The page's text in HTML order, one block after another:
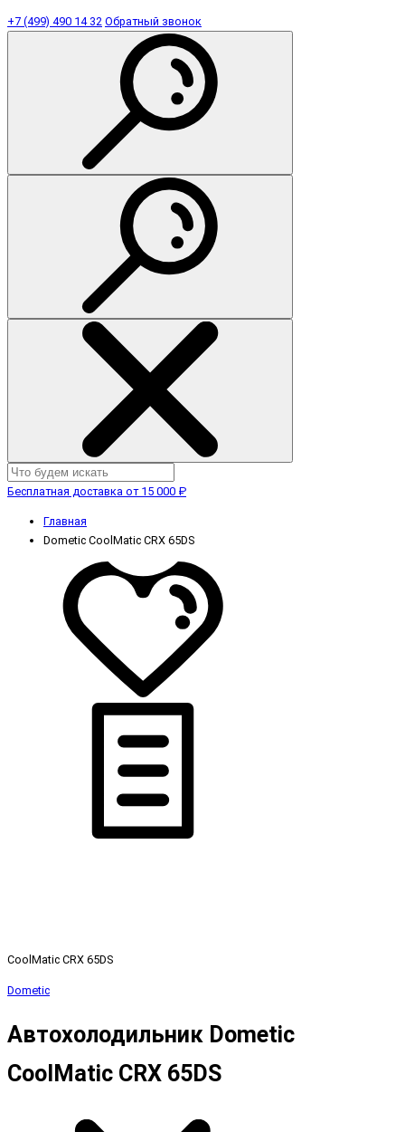
+7 (499) 490 14 32 Обратный звонок
Бесплатная доставка от 15 000 ₽
Главная
Dometic CoolMatic CRX 65DS
CoolMatic CRX 65DS
Dometic
Автохолодильник Dometic
CoolMatic CRX 65DS